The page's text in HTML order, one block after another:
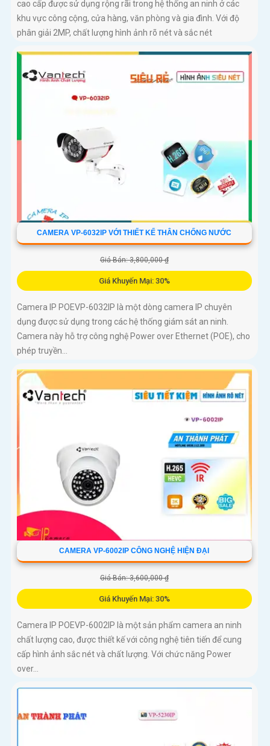
cao cấp được sử dụng rộng rãi trong hệ thống an ninh ở các
khu vực công cộng, cửa hàng, văn phòng và gia đình. Với độ
phân giải 2MP, chất lượng hình ảnh rõ nét và sắc nét
CAMERA VP-6032IP VỚI THIẾT KẾ THÂN CHỐNG NƯỚC
Giá Bán: 3,800,000 ₫
Giá Khuyến Mại: 30%
Camera IP POEVP-6032IP là một dòng camera IP chuyên
dụng được sử dụng trong các hệ thống giám sát an ninh.
Camera này hỗ trợ công nghệ Power over Ethernet (POE), cho
phép truyền...
CAMERA VP-6002IP CÔNG NGHỆ HIỆN ĐẠI
Giá Bán: 3,600,000 ₫
Giá Khuyến Mại: 30%
Camera IP POEVP-6002IP là một sản phẩm camera an ninh
chất lượng cao, được thiết kế với công nghệ tiên tiến để cung
cấp hình ảnh sắc nét và chất lượng. Với chức năng Power
over...